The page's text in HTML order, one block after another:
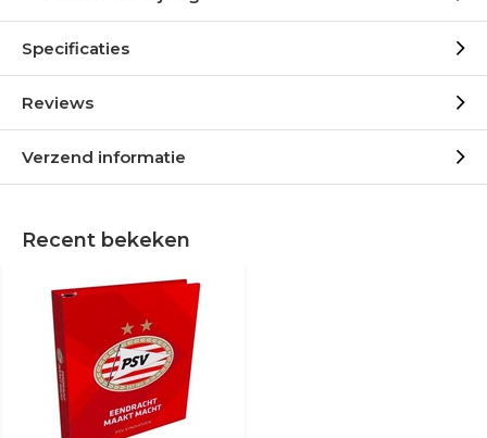
Specificaties
Reviews
Verzend informatie
Recent bekeken